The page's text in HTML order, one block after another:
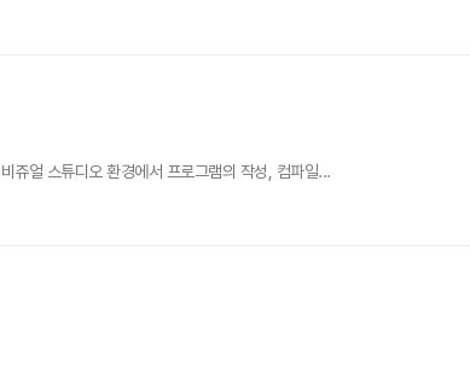
쥬얼 스튜디오 환경에서 프로그램의 작성, 컴파일...